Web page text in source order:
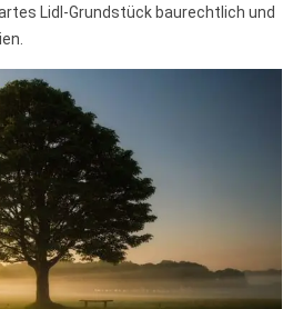
Lidl-Grundstück baurechtlich und